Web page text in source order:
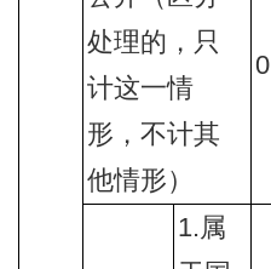
处理的，只
计这一情
形，不计其
他情形）
0
1.属